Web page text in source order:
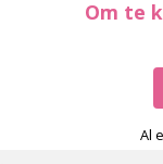
Om te
Al